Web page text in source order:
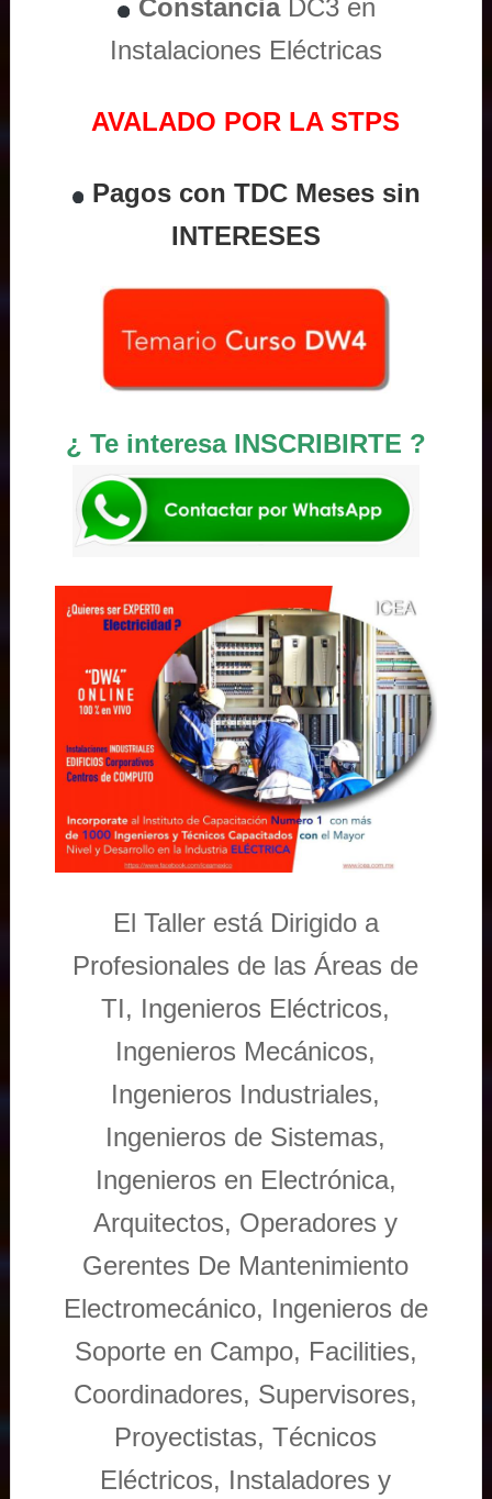
ConstanciaDC3 en
Instalaciones Eléctricas
AVALADO POR LA STPS
Pagos con TDC Meses sin
INTERESES
¿ Te interesa INSCRIBIRTE ?
El Taller está Dirigido a
Profesionales de las Áreas de
TI, Ingenieros Eléctricos,
Ingenieros Mecánicos,
Ingenieros Industriales,
Ingenieros de Sistemas,
Ingenieros en Electrónica,
Arquitectos, Operadores y
Gerentes De Mantenimiento
Electromecánico, Ingenieros de
Soporte en Campo, Facilities,
Coordinadores, Supervisores,
Proyectistas, Técnicos
Eléctricos, Instaladores y